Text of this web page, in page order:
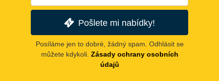
Pošlete mi nabídky!
Posíláme jen to dobré, žádný spam. Odhlásit se
můžete kdykoli. Zásady ochrany osobních
údajů